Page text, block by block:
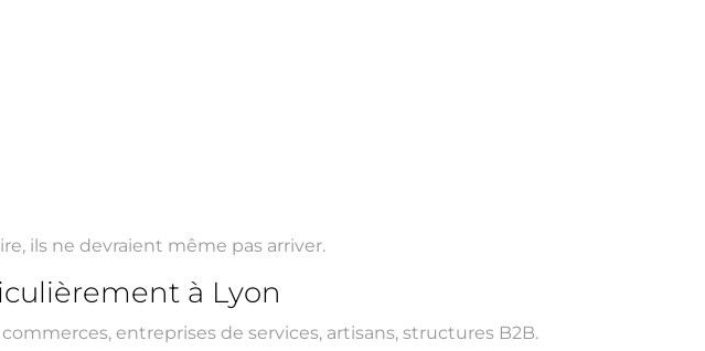
ils ne devraient même pas arriver.
à Lyon
entreprises de services, artisans, structures B2B.